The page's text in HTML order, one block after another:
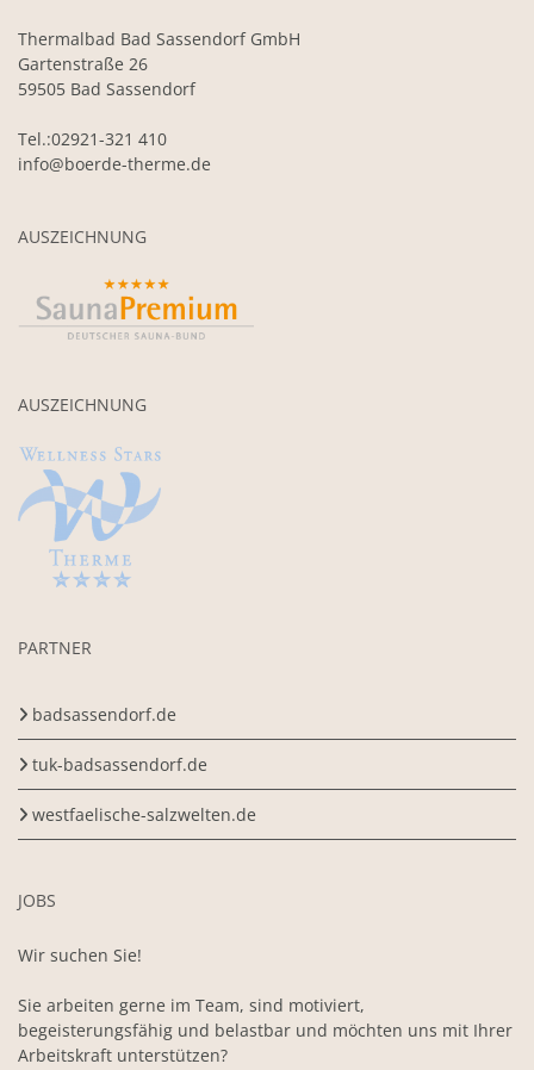
Thermalbad Bad Sassendorf GmbH
Gartenstraße 26
59505 Bad Sassendorf
Tel.:02921-321 410
info@boerde-therme.de
AUSZEICHNUNG
AUSZEICHNUNG
PARTNER
badsassendorf.de
tuk-badsassendorf.de
westfaelische-salzwelten.de
JOBS
Wir suchen Sie!
Sie arbeiten gerne im Team, sind motiviert,
begeisterungsfähig und belastbar und möchten uns mit Ihrer
Arbeitskraft unterstützen?